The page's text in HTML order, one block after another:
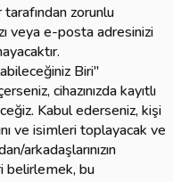
zorunlu
veya e-posta adresinizi
Biri"
cihazınızda kayıtlı
Kabul ederseniz, kişi
ve isimleri toplayacak ve
arkadaşlarınızın
belirlemek, bu